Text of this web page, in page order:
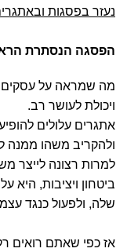
נעזר בפסגות
הפסגה הנסתרת הראשונה של
מה שמראה על
ויכולת לעושר רב.
אתגרים עלולים
ולהקריב משהו
למרות רצונה לייצר
ביטחון ויציבות, היא
שלה, ולפעול כנגד
אז כפי שאתם רואים